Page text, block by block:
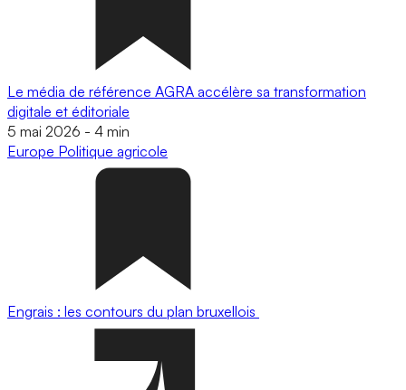
Le média de référence AGRA accélère sa transformation
digitale et éditoriale
5 mai 2026 - 4 min
Europe Politique agricole
Engrais : les contours du plan bruxellois